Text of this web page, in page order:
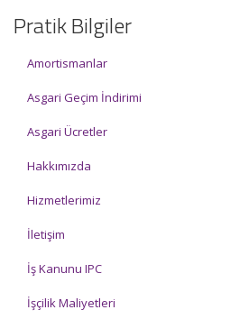
Pratik Bilgiler
Amortismanlar
Asgari Geçim İndirimi
Asgari Ücretler
Hakkımızda
Hizmetlerimiz
İletişim
İş Kanunu IPC
İşçilik Maliyetleri